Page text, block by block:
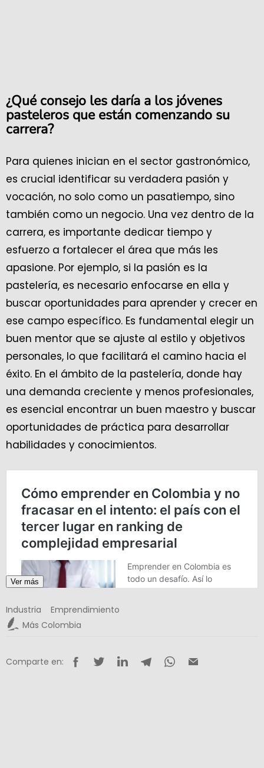
¿Qué consejo les daría a los jóvenes
pasteleros que están comenzando su
carrera?
Para quienes inician en el sector gastronómico,
es crucial identificar su verdadera pasión y
vocación, no solo como un pasatiempo, sino
también como un negocio. Una vez dentro de la
carrera, es importante dedicar tiempo y
esfuerzo a fortalecer el área que más les
apasione. Por ejemplo, si la pasión es la
pastelería, es necesario enfocarse en ella y
buscar oportunidades para aprender y crecer en
ese campo específico. Es fundamental elegir un
buen mentor que se ajuste al estilo y objetivos
personales, lo que facilitará el camino hacia el
éxito. En el ámbito de la pastelería, donde hay
una demanda creciente y menos profesionales,
es esencial encontrar un buen maestro y buscar
oportunidades de práctica para desarrollar
habilidades y conocimientos.
Ver más
Industria
Emprendimiento
Más Colombia
Comparte en: